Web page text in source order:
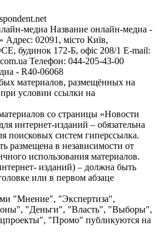
медиа Название онлайн-медиа -
Адрес: 02091, місто Київ,
будинок 172-Б, офіс 208/1 E-mail:
Телефон: 044-205-43-00
- R40-06068
материалов, размещённых на
при условии ссылки на
со страницы «Новости
интернет-изданий – обязательна
поисковых систем гиперссылка.
размещена в независимости от
использования материалов.
изданий) – должна быть
или в первом абзаце
"Мнение", "Экспертиза",
"Деньги", "Власть", "Выборы",
"Промо" публикуются на